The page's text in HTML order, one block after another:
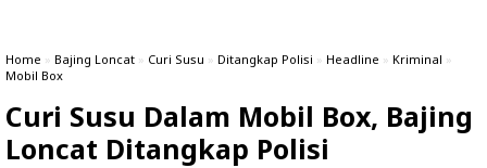
Home » Bajing Loncat » Curi Susu » Ditangkap Polisi » Headline » Kriminal »
Mobil Box
Curi Susu Dalam Mobil Box, Bajing
Loncat Ditangkap Polisi